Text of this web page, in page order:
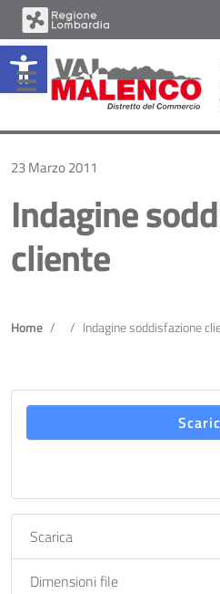
Open toolbar
23 Marzo 2011
Indagine
cliente
Home Indagine soddisfazione
Scarica
Dimensioni file